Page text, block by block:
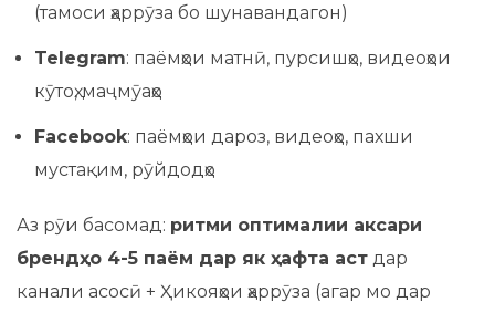
(тамоси ҳаррӯза бо шунавандагон)
Telegram: паёмҳои матнӣ, пурсишҳо, видеоҳои
кӯтоҳ, маҷмӯаҳо
Facebook: паёмҳои дароз, видеоҳо, пахши
мустақим, рӯйдодҳо
Аз рӯи басомад: ритми оптималии аксари
брендҳо 4-5 паём дар як ҳафта аст дар
канали асосӣ + Ҳикояҳои ҳаррӯза (агар мо дар